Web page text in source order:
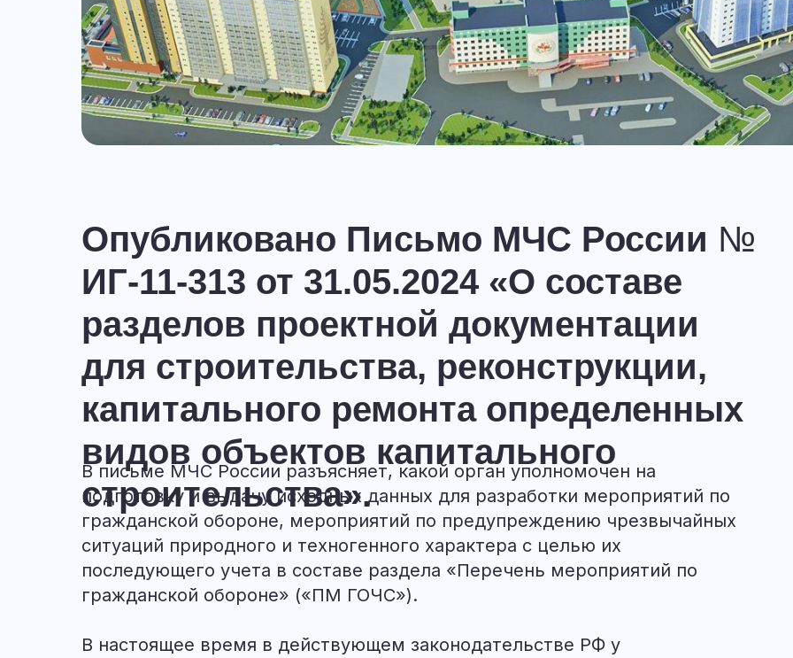
Опубликовано Письмо МЧС России №
ИГ-11-313 от 31.05.2024 «О составе
разделов проектной документации
для строительства, реконструкции,
капитального ремонта определенных
видов объектов капитального
строительства».
В письме МЧС России разъясняет, какой орган уполномочен на
подготовку и выдачу исходных данных для разработки мероприятий по
гражданской обороне, мероприятий по предупреждению чрезвычайных
ситуаций природного и техногенного характера с целью их
последующего учета в составе раздела «Перечень мероприятий по
гражданской обороне» («ПМ ГОЧС»).
В настоящее время в действующем законодательстве РФ у